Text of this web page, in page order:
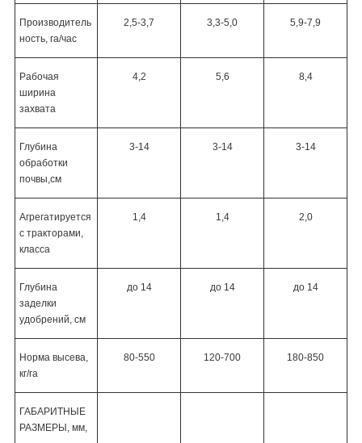
Производитель
ность, га/час
2,5-3,7 3,3-5,0 5,9-7,9
Рабочая
ширина
захвата
4,2 5,6 8,4
Глубина
обработки
почвы,см
3-14 3-14 3-14
Агрегатируется
с тракторами,
класса
1,4 1,4 2,0
Глубина
заделки
удобрений, см
до 14 до 14 до 14
Норма высева,
кг/га
80-550 120-700 180-850
ГАБАРИТНЫЕ
РАЗМЕРЫ , мм,